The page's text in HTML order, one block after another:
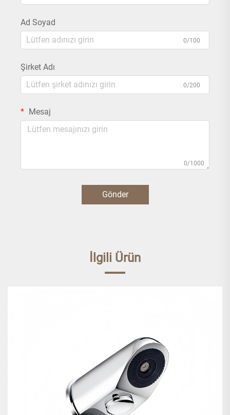
Ad Soyad
0/100
Şirket Adı
0/200
Mesaj
0/1000
Gönder
İlgili Ürün